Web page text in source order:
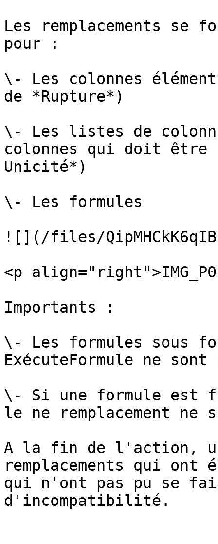
Les remplacements se
pour :
\- Les colonnes
de *Rupture*)
\- Les listes de
colonnes qui doit être
Unicité*)
\- Les formules
![](/files/
<p
Importants :
\- Les formules sous
ExécuteFormule ne
\- Si une formule est
le ne remplacement ne
A la fin de l'action, un
remplacements qui
qui n'ont pas pu se
d'incompatibilité.